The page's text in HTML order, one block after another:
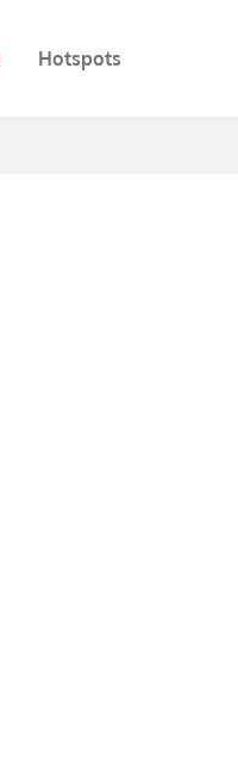
Hotspots